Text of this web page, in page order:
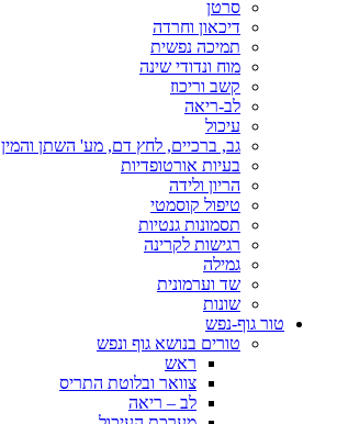
סרטן
דיכאון וחרדה
תמיכה נפשית
מוח ונדודי שינה
קשב וריכוז
לב-ריאה
עיכול
גב, ברכיים, לחץ דם, מע' השתן והמין
בעיות אורטופדיות
הריון ולידה
טיפול קוסמטי
תסמונות גנטיות
רגישות לקרינה
גמילה
שד וערמונית
שונות
טור גוף-נפש
טורים בנושא גוף ונפש
ראש
צוואר ובלוטת התריס
לב – ריאה